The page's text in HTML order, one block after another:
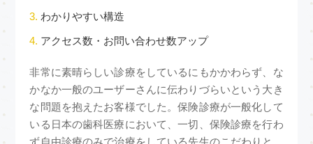
わかりやすい構造
アクセス数・お問い合わせ数アップ
非常に素晴らしい診療をしているにもかかわらず、な
かなか一般のユーザーさんに伝わりづらいという大き
な問題を抱えたお客様でした。保険診療が一般化して
いる日本の歯科医療において、一切、保険診療を行わ
ず自由診療のみで治療をしている先生のこだわりと、